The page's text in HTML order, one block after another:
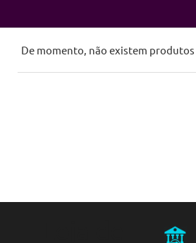
De momento, não existem